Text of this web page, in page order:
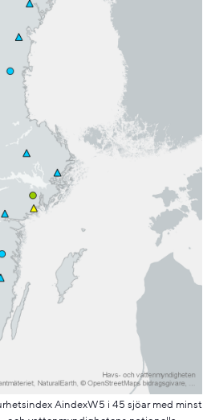
AindexW5 i 45 sjöar med minst